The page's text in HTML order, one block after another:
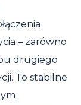
– zarówno
drugiego
To stabilne